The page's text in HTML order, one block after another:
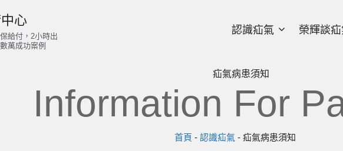
心
給付，2小時出
萬成功案例
認識疝氣 榮輝談
疝氣病患須知
Information For
首頁 - 認識疝氣 - 疝氣病患須知